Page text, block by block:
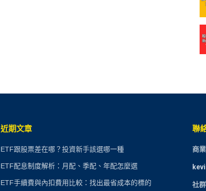
近期文章
ETF跟股票差在哪？投資新手該選哪一種
ETF配息制度解析：月配、季配、年配怎麼選
ETF手續費與內扣費用比較：找出最省成本的標的
聯
商
社